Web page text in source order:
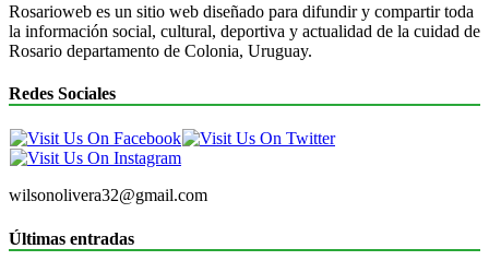
Rosarioweb es un sitio web diseñado para difundir y compartir toda
la información social, cultural, deportiva y actualidad de la cuidad de
Rosario departamento de Colonia, Uruguay.
Redes Sociales
wilsonolivera32@gmail.com
Últimas entradas